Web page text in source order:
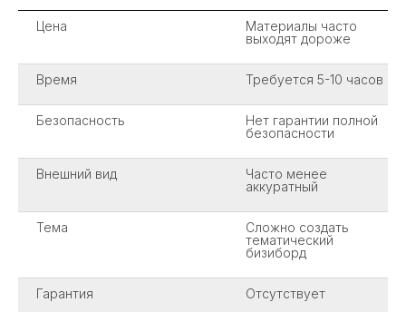
Цена
Материалы часто
выходят дороже
Время Требуется 5-10 часов
Безопасность
Нет гарантии полной
безопасности
Внешний вид
Часто менее
аккуратный
Тема
Сложно создать
тематический
бизиборд
Гарантия Отсутствует